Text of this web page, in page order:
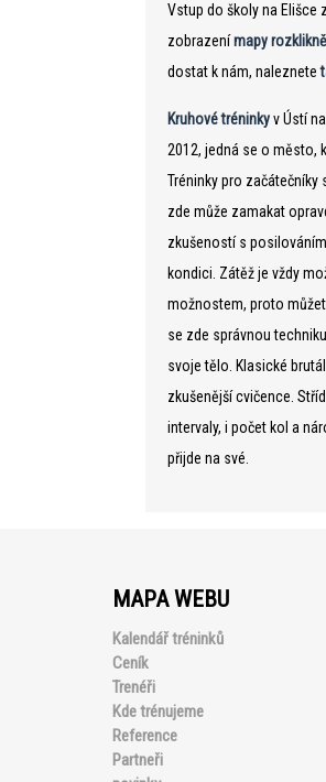
Vstup do školy na Elišce
zobrazenímapy
dostat k nám, naleznete
Kruhové tréninkyv Ústí
2012, jedná se o město,
Tréninky pro začátečníky
zde může zamakat
zkušeností s
kondici. Zátěž je vždy
možnostem, proto
se zde správnou
svoje tělo. Klasické
zkušenější cvičence.
intervaly, i počet kol a
přijde na své.
MAPA WEBU
Kalendář tréninků
Ceník
Trenéři
Kde trénujeme
Reference
Partneři